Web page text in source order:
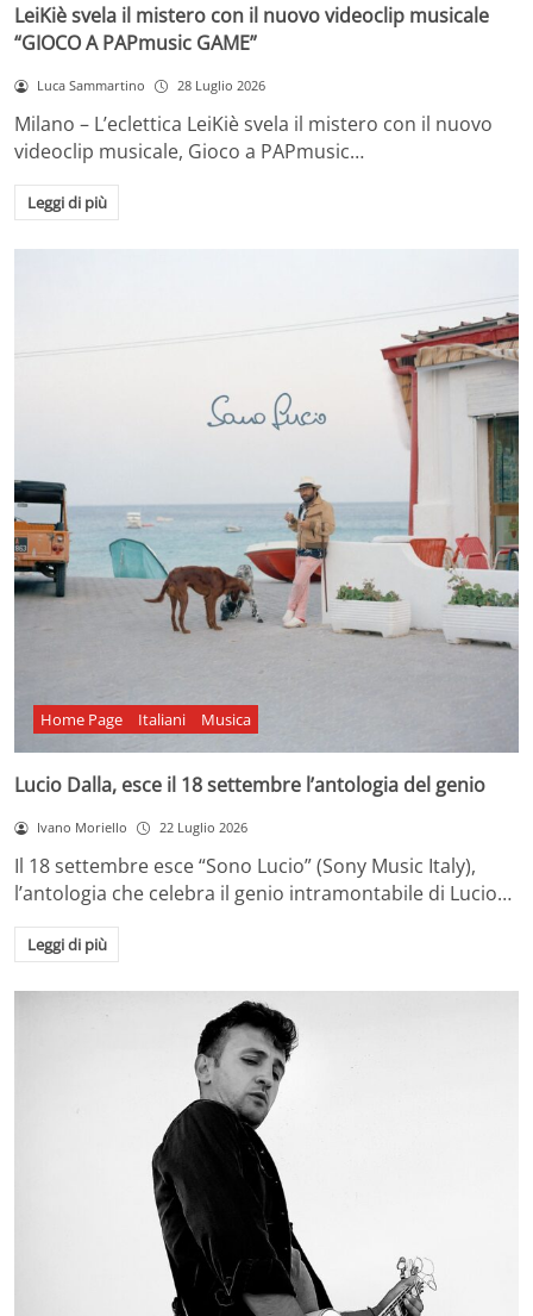
LeiKiè svela il mistero con il nuovo videoclip musicale
“GIOCO A PAPmusic GAME”
Luca Sammartino 28 Luglio 2026
Milano – L’eclettica LeiKiè svela il mistero con il nuovo
videoclip musicale, Gioco a PAPmusic…
Leggi di più
Home Page Italiani Musica
Lucio Dalla, esce il 18 settembre l’antologia del genio
Ivano Moriello 22 Luglio 2026
Il 18 settembre esce “Sono Lucio” (Sony Music Italy),
l’antologia che celebra il genio intramontabile di Lucio…
Leggi di più